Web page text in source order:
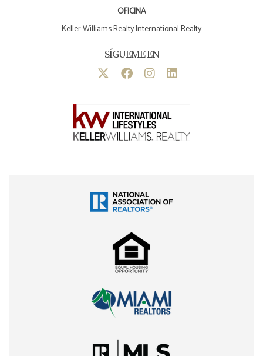
OFICINA
Keller Williams Realty International Realty
SÍGUEME EN